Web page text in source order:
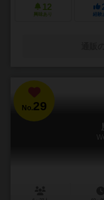
12
興味あり 経験
No.29